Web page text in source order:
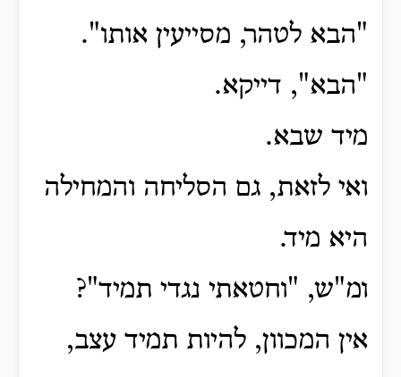
"הבא לטהר, מסייעין אותו".
"הבא", דייקא.
מיד שבא.
ואי לזאת, גם הסליחה והמחילה
היא מיד.
ומ"ש, "וחטאתי נגדי תמיד"?
אין המכוון, להיות תמיד עצב,